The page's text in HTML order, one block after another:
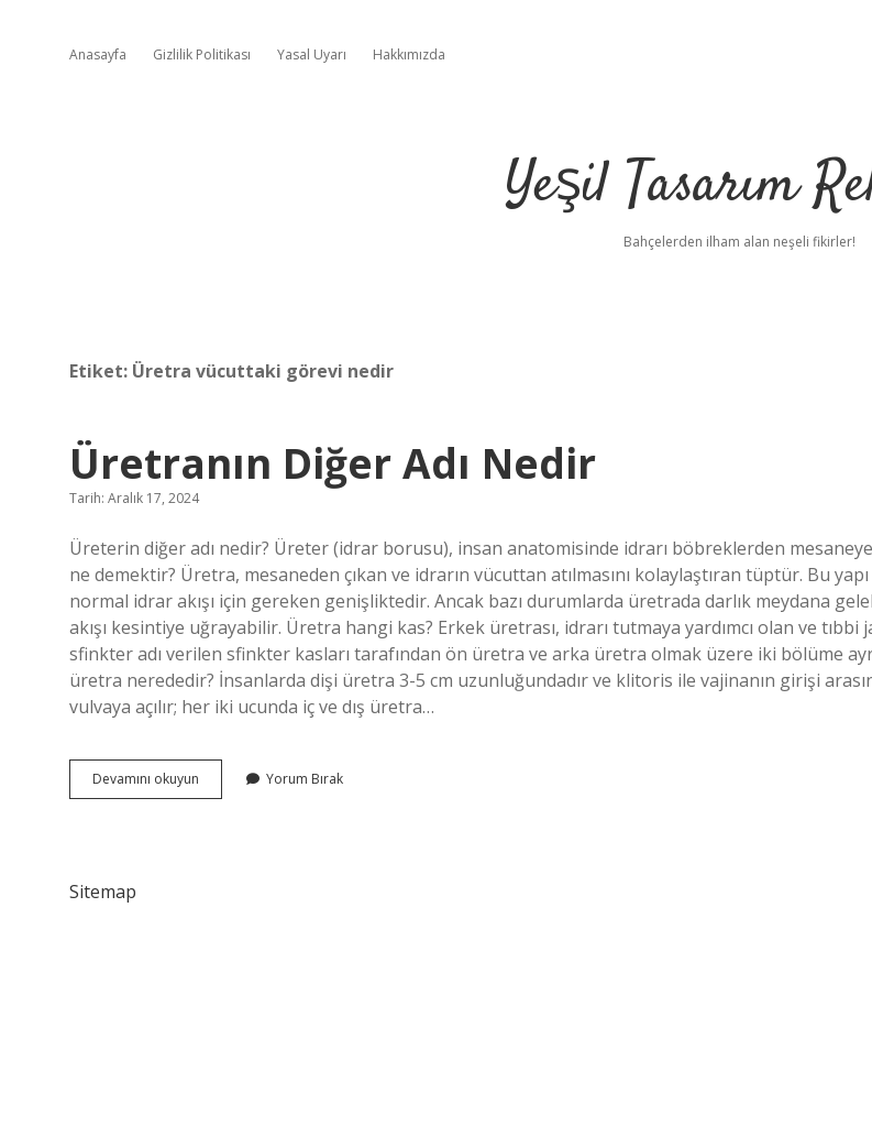
Anasayfa Gizlilik Politikası Yasal Uyarı Hakkımızda
Yeşil Tasarım
Bahçelerden ilham alan neşeli fikirler!
Etiket: Üretra vücuttaki görevi nedir
Üretranın Diğer Adı Nedir
Tarih: Aralık 17, 2024
Üreterin diğer adı nedir? Üreter (idrar borusu), insan anatomisinde idrarı böbreklerden
ne demektir? Üretra, mesaneden çıkan ve idrarın vücuttan atılmasını kolaylaştıran tüptür. Bu
normal idrar akışı için gereken genişliktedir. Ancak bazı durumlarda üretrada darlık meydana
akışı kesintiye uğrayabilir. Üretra hangi kas? Erkek üretrası, idrarı tutmaya yardımcı olan ve tıbbi
sfinkter adı verilen sfinkter kasları tarafından ön üretra ve arka üretra olmak üzere iki bölüme
üretra nerededir? İnsanlarda dişi üretra 3-5 cm uzunluğundadır ve klitoris ile vajinanın girişi
vulvaya açılır; her iki ucunda iç ve dış üretra…
Devamını okuyun Üretranın
Diğer
Yorum Bırak
Sitemap